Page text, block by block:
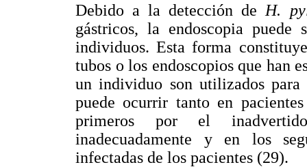
Debido a la detección de H.
gástricos, la endoscopia puede
individuos. Esta forma
tubos o los endoscopios que han
un individuo son utilizados
puede ocurrir tanto en
primeros por el
inadecuadamente y en los
infectadas de los pacientes (29).